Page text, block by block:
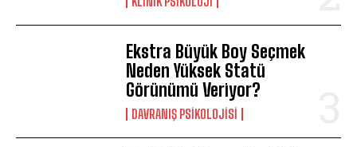
Ekstra Büyük Boy Seçmek
Neden Yüksek Statü
Görünümü Veriyor?
DAVRANIŞ PSIKOLOJISI